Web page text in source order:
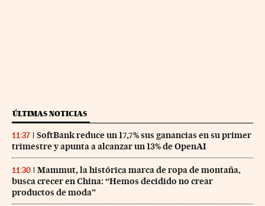
ÚLTIMAS NOTICIAS
11:37
SoftBank reduce un 17,7% sus ganancias en su primer
trimestre y apunta a alcanzar un 13% de OpenAI
11:30
Mammut, la histórica marca de ropa de montaña,
busca crecer en China: “Hemos decidido no crear
productos de moda”